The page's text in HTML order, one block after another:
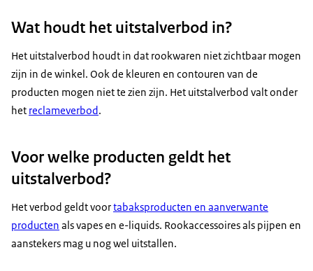
Wat houdt het uitstalverbod in?
Het uitstalverbod houdt in dat rookwaren niet zichtbaar mogen
zijn in de winkel. Ook de kleuren en contouren van de
producten mogen niet te zien zijn. Het uitstalverbod valt onder
het reclameverbod.
Voor welke producten geldt het
uitstalverbod?
Het verbod geldt voortabaksproducten en aanverwante
producten als vapes en e-liquids. Rookaccessoires als pijpen en
aanstekers mag u nog wel uitstallen.